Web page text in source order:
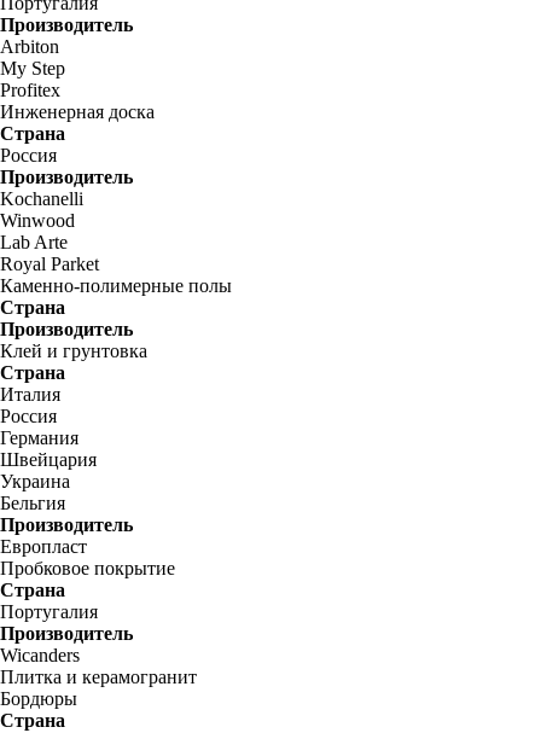
Производитель
Arbiton
My Step
Profitex
Инженерная доска
Страна
Россия
Производитель
Kochanelli
Winwood
Lab Arte
Royal Parket
Каменно-полимерные полы
Страна
Производитель
Клей и грунтовка
Страна
Италия
Россия
Германия
Швейцария
Украина
Бельгия
Производитель
Европласт
Пробковое покрытие
Страна
Португалия
Производитель
Wicanders
Плитка и керамогранит
Бордюры
Страна